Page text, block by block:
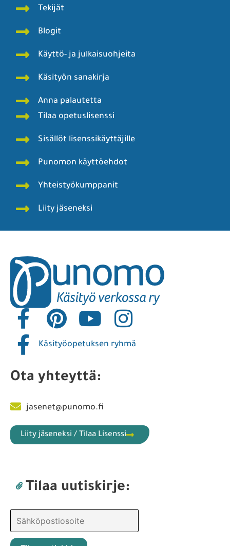
Tekijät
Blogit
Käyttö- ja julkaisuohjeita
Käsityön sanakirja
Anna palautetta
Tilaa opetuslisenssi
Sisällöt lisenssikäyttäjille
Punomon käyttöehdot
Yhteistyökumppanit
Liity jäseneksi
Käsityöopetuksen ryhmä
Ota yhteyttä:
jasenet@punomo.fi
Liity jäseneksi / Tilaa Lisenssi
Tilaa uutiskirje: